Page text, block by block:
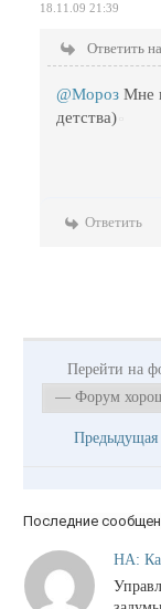
18.11.09 21:39
Ответить на
@Мороз Мне
детства)
Ответить
Перейти на
Предыдущая
Последние
НА: